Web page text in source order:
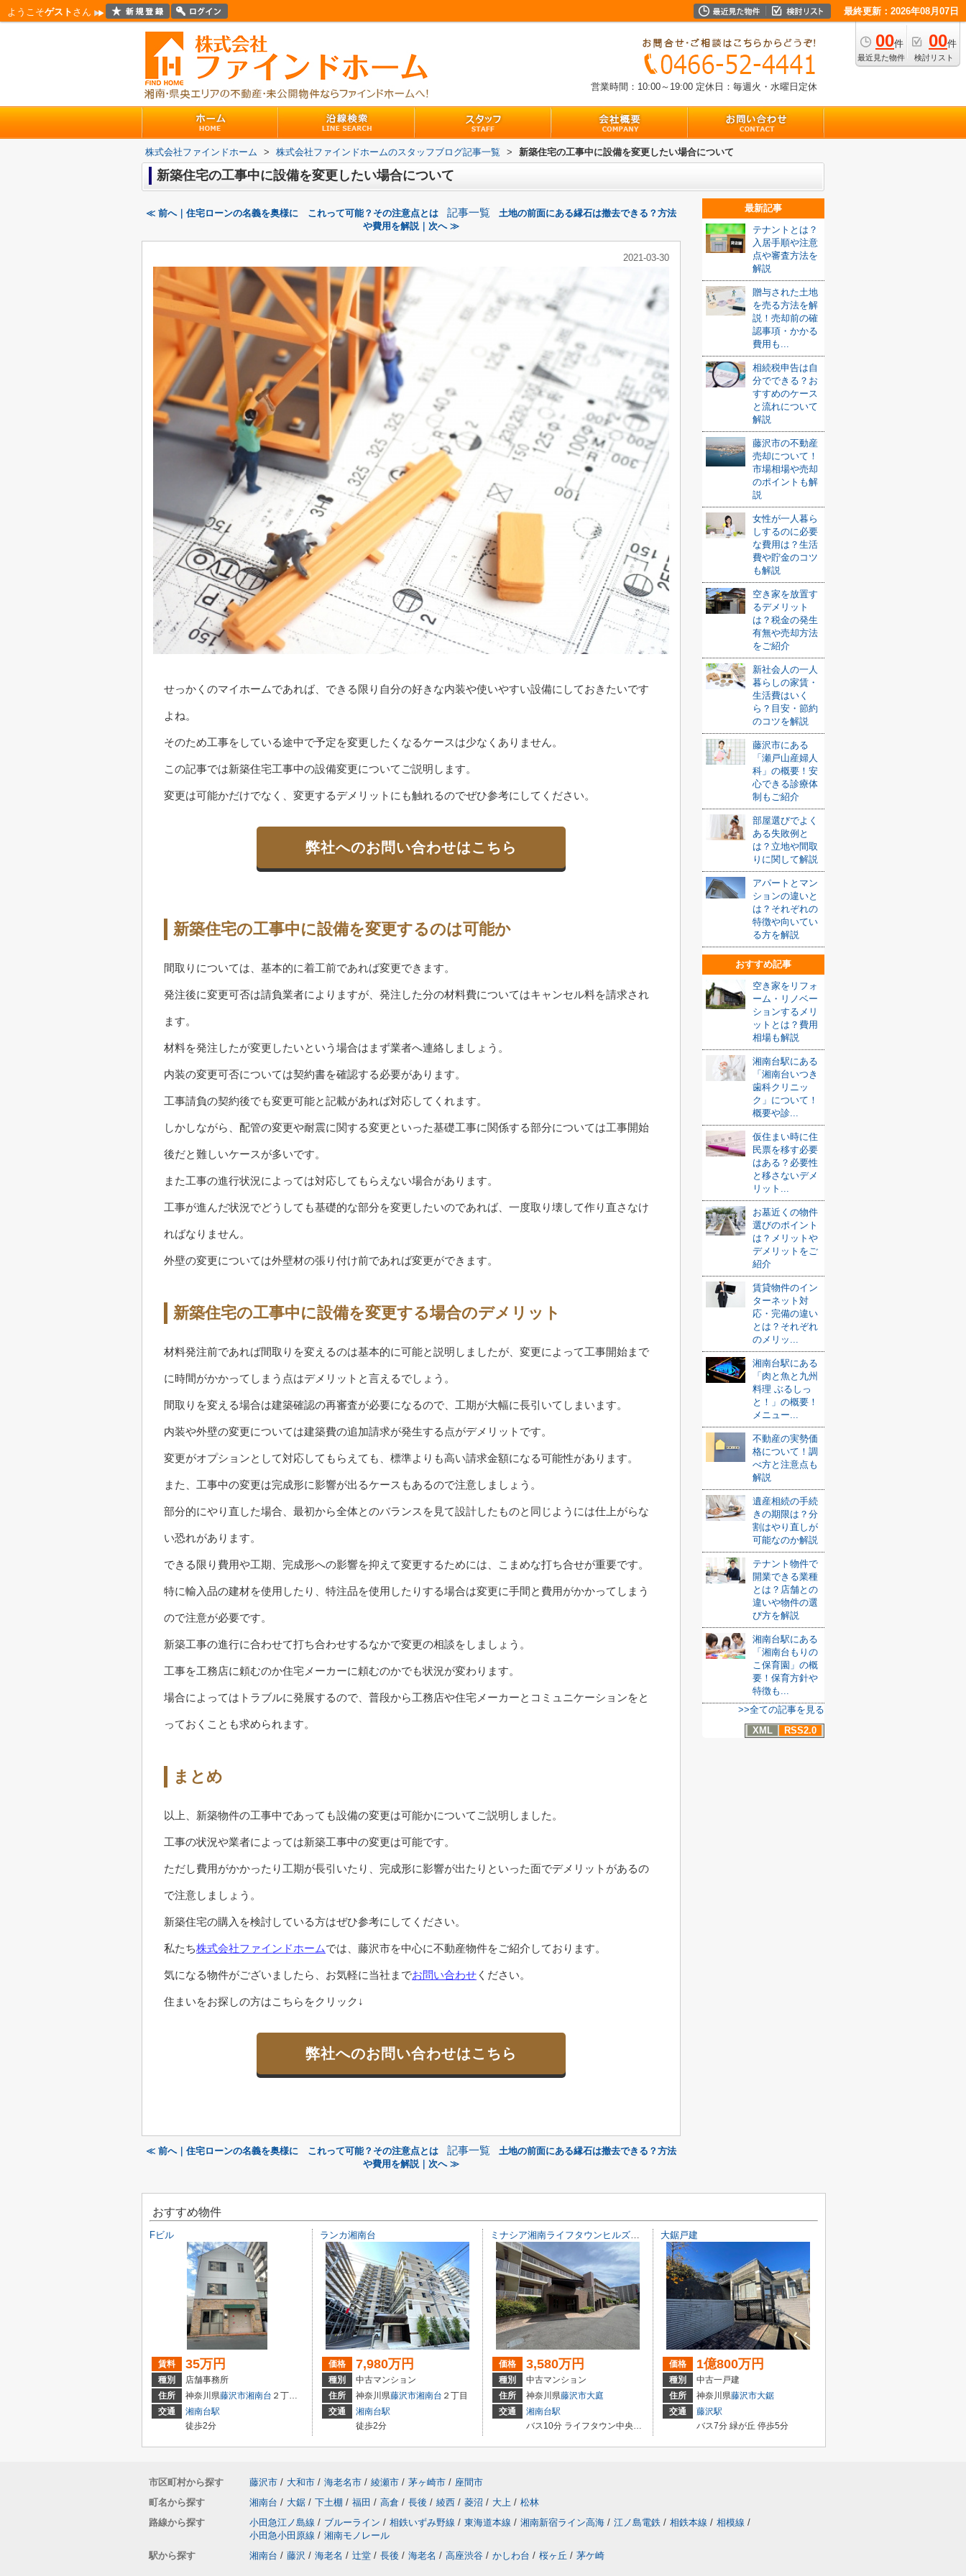
ようこそゲスト さん 最終更新：2026年08月07日
00件
最近見た物件
00件
検討リスト
営業時間：10:00～19:00 定休日：毎週火・水曜日定休
株式会社ファインドホーム > 株式会社ファインドホームのスタッフブログ記事一覧 > 新築住宅の工事中に設備を変更したい場合について
新築住宅の工事中に設備を変更したい場合について
≪ 前へ｜住宅ローンの名義を奥様に これって可能？その注意点とは 記事一覧
土地の前面にある縁石は撤去できる？方法
や費用を解説｜次へ ≫
2021-03-30
せっかくのマイホームであれば、できる限り自分の好きな内装や使いやすい設備にしておきたいです
よね。
そのため工事をしている途中で予定を変更したくなるケースは少なくありません。
この記事では新築住宅工事中の設備変更についてご説明します。
変更は可能かだけでなく、変更するデメリットにも触れるのでぜひ参考にしてください。
弊社へのお問い合わせはこちら
新築住宅の工事中に設備を変更するのは可能か
間取りについては、基本的に着工前であれば変更できます。
発注後に変更可否は請負業者によりますが、発注した分の材料費についてはキャンセル料を請求され
ます。
材料を発注したが変更したいという場合はまず業者へ連絡しましょう。
内装の変更可否については契約書を確認する必要があります。
工事請負の契約後でも変更可能と記載があれば対応してくれます。
しかしながら、配管の変更や耐震に関する変更といった基礎工事に関係する部分については工事開始
後だと難しいケースが多いです。
また工事の進行状況によっては対応してもらえない場合があります。
工事が進んだ状況でどうしても基礎的な部分を変更したいのであれば、一度取り壊して作り直さなけ
ればなりません。
外壁の変更については外壁材の張り付け前であれば変更ができます。
新築住宅の工事中に設備を変更する場合のデメリット
材料発注前であれば間取りを変えるのは基本的に可能と説明しましたが、変更によって工事開始まで
に時間がかかってしまう点はデメリットと言えるでしょう。
間取りを変える場合は建築確認の再審査が必要になるので、工期が大幅に長引いてしまいます。
内装や外壁の変更については建築費の追加請求が発生する点がデメリットです。
変更がオプションとして対応してもらえても、標準よりも高い請求金額になる可能性があります。
また、工事中の変更は完成形に影響が出るケースもあるので注意しましょう。
部分的にやり直した場合、最初から全体とのバランスを見て設計したものと同じようには仕上がらな
い恐れがあります。
できる限り費用や工期、完成形への影響を抑えて変更するためには、こまめな打ち合せが重要です。
特に輸入品の建材を使用したり、特注品を使用したりする場合は変更に手間と費用がかかってしまう
ので注意が必要です。
新築工事の進行に合わせて打ち合わせするなかで変更の相談をしましょう。
工事を工務店に頼むのか住宅メーカーに頼むのかでも状況が変わります。
場合によってはトラブルに発展するので、普段から工務店や住宅メーカーとコミュニケーションをと
っておくことも求められます。
まとめ
以上、新築物件の工事中であっても設備の変更は可能かについてご説明しました。
工事の状況や業者によっては新築工事中の変更は可能です。
ただし費用がかかったり工期が長引いたり、完成形に影響が出たりといった面でデメリットがあるの
で注意しましょう。
新築住宅の購入を検討している方はぜひ参考にしてください。
私たち株式会社ファインドホームでは、藤沢市を中心に不動産物件をご紹介しております。
気になる物件がございましたら、お気軽に当社までお問い合わせ ください。
住まいをお探しの方はこちらをクリック↓
弊社へのお問い合わせはこちら
≪ 前へ｜住宅ローンの名義を奥様に これって可能？その注意点とは 記事一覧
土地の前面にある縁石は撤去できる？方法
や費用を解説｜次へ ≫
最新記事
テナントとは？
入居手順や注意
点や審査方法を
解説
贈与された土地
を売る方法を解
説！売却前の確
認事項・かかる
費用も...
相続税申告は自
分でできる？お
すすめのケース
と流れについて
解説
藤沢市の不動産
売却について！
市場相場や売却
のポイントも解
説
女性が一人暮ら
しするのに必要
な費用は？生活
費や貯金のコツ
も解説
空き家を放置す
るデメリット
は？税金の発生
有無や売却方法
をご紹介
新社会人の一人
暮らしの家賃・
生活費はいく
ら？目安・節約
のコツを解説
藤沢市にある
「瀬戸山産婦人
科」の概要！安
心できる診療体
制もご紹介
部屋選びでよく
ある失敗例と
は？立地や間取
りに関して解説
アパートとマン
ションの違いと
は？それぞれの
特徴や向いてい
る方を解説
おすすめ記事
空き家をリフォ
ーム・リノベー
ションするメリ
ットとは？費用
相場も解説
湘南台駅にある
「湘南台いつき
歯科クリニッ
ク」について！
概要や診...
仮住まい時に住
民票を移す必要
はある？必要性
と移さないデメ
リット...
お墓近くの物件
選びのポイント
は？メリットや
デメリットをご
紹介
賃貸物件のイン
ターネット対
応・完備の違い
とは？それぞれ
のメリッ...
湘南台駅にある
「肉と魚と九州
料理 ぶるしっ
と！」の概要！
メニュー...
不動産の実勢価
格について！調
べ方と注意点も
解説
遺産相続の手続
きの期限は？分
割はやり直しが
可能なのか解説
テナント物件で
開業できる業種
とは？店舗との
違いや物件の選
び方を解説
湘南台駅にある
「湘南台もりの
こ保育園」の概
要！保育方針や
特徴も...
>>全ての記事を見る
XML
RSS2.0
おすすめ物件
Fビル
賃料 35万円
種別
店舗事務所
住所
神奈川県藤沢市湘南台 ２丁目8-12
交通
湘南台駅
徒歩2分
ランカ湘南台
価格 7,980万円
種別
中古マンション
住所
神奈川県藤沢市湘南台 ２丁目
交通
湘南台駅
徒歩2分
価格 3,580万円
種別
中古マンション
住所
神奈川県藤沢市大庭
交通
湘南台駅
バス10分 ライフタウン中央（神奈川県） 停歩4分
大鋸戸建
価格 1億800万円
種別
中古一戸建
住所
神奈川県藤沢市大鋸
交通
藤沢駅
バス7分 緑が丘 停歩5分
市区町村から探す 藤沢市 / 大和市 / 海老名市 / 綾瀬市 / 茅ヶ崎市 / 座間市
町名から探す
湘南台 / 大鋸 / 下土棚 / 福田 / 高倉 / 長後 / 綾西 / 菱沼 / 大上 / 松林
路線から探す
小田急江ノ島線 / ブルーライン / 相鉄いずみ野線 / 東海道本線 / 湘南新宿ライン高海 / 江ノ島電鉄 / 相鉄本線 / 相模線 /
小田急小田原線 / 湘南モノレール
駅から探す
湘南台 / 藤沢 / 海老名 / 辻堂 / 長後 / 海老名 / 高座渋谷 / かしわ台 / 桜ヶ丘 / 茅ケ崎